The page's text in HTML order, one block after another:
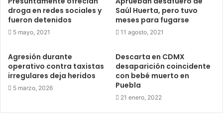
droga en redes sociales y
fueron detenidos
5 mayo, 2021
Saúl Huerta, pero tuvo
meses para fugarse
11 agosto, 2021
Agresión durante
operativo contra taxistas
irregulares deja heridos
5 marzo, 2026
Descarta en CDMX
desaparición coincidente
con bebé muerto en
Puebla
21 enero, 2022